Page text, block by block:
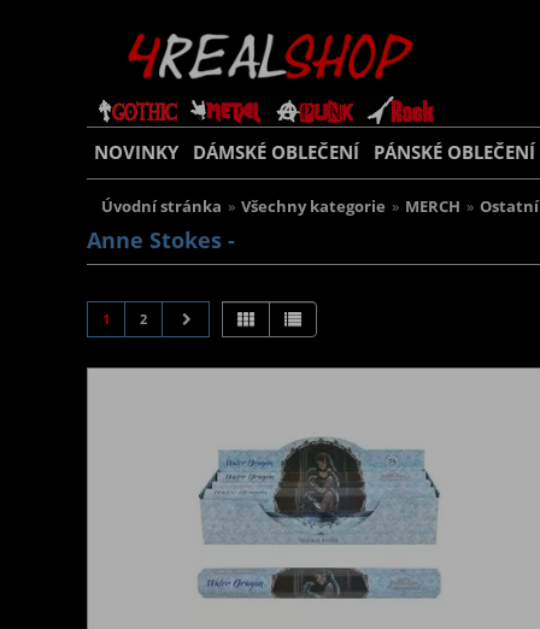
NOVINKY DÁMSKÉ OBLEČENÍ PÁNSKÉ OBLEČENÍ
Úvodní stránka » Všechny kategorie » MERCH » Ostatní
Anne Stokes -
1 2